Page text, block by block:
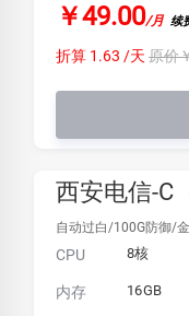
￥49.00/月 续
折算 1.63 /天 原价
西安电信-C
自动过白/100G防御/
CPU 8核
内存 16GB